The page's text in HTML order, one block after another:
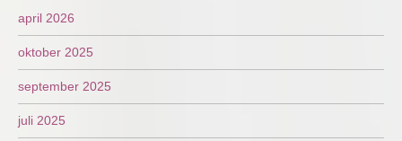
april 2026
oktober 2025
september 2025
juli 2025